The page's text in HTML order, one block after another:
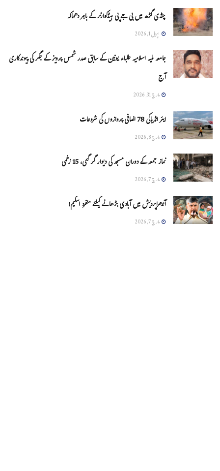
چنڈی گڑھ میں بی جے پی ہیڈکوارٹر کے باہر دھماکہ
اپریل 1, 2026
جامعہ ملیہ اسلامیہ طلباء یونین کے سابق صدر شمس پرویز کے جگر کی پیوندکاری
آج
مارچ 31, 2026
ایئر انڈیاکی 78 اضافی پروازوں کی شروعات
مارچ 8, 2026
نماز جمعہ کے دوران مسجد کی دیوار گر گئی، 15 زخمی
مارچ 7, 2026
آندھراپردیش میں آبادی بڑھانے کیلئے منفرد اسکیم!
مارچ 7, 2026